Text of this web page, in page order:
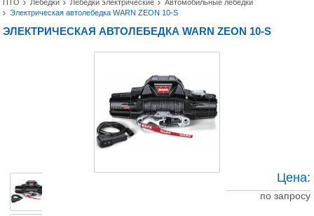
ПТО Лебедки Лебедки электрические
Автомобильные лебедки
Электрическая автолебедка WARN ZEON 10-S
ЭЛЕКТРИЧЕСКАЯ АВТОЛЕБЕДКА WARN ZEON 10-S
Цена:
по запросу